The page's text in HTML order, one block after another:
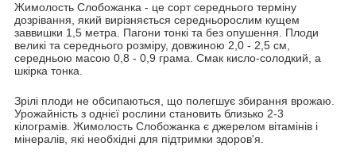
Жимолость Слобожанка - це сорт середнього терміну
дозрівання, який вирізняється середньорослим кущем
заввишки 1,5 метра. Пагони тонкі та без опушення. Плоди
великі та середнього розміру, довжиною 2,0 - 2,5 см,
середньою масою 0,8 - 0,9 грама. Смак кисло-солодкий, а
шкірка тонка.
Зрілі плоди не обсипаються, що полегшує збирання врожаю.
Урожайність з однієї рослини становить близько 2-3
кілограмів. Жимолость Слобожанка є джерелом вітамінів і
мінералів, які необхідні для підтримки здоров'я.